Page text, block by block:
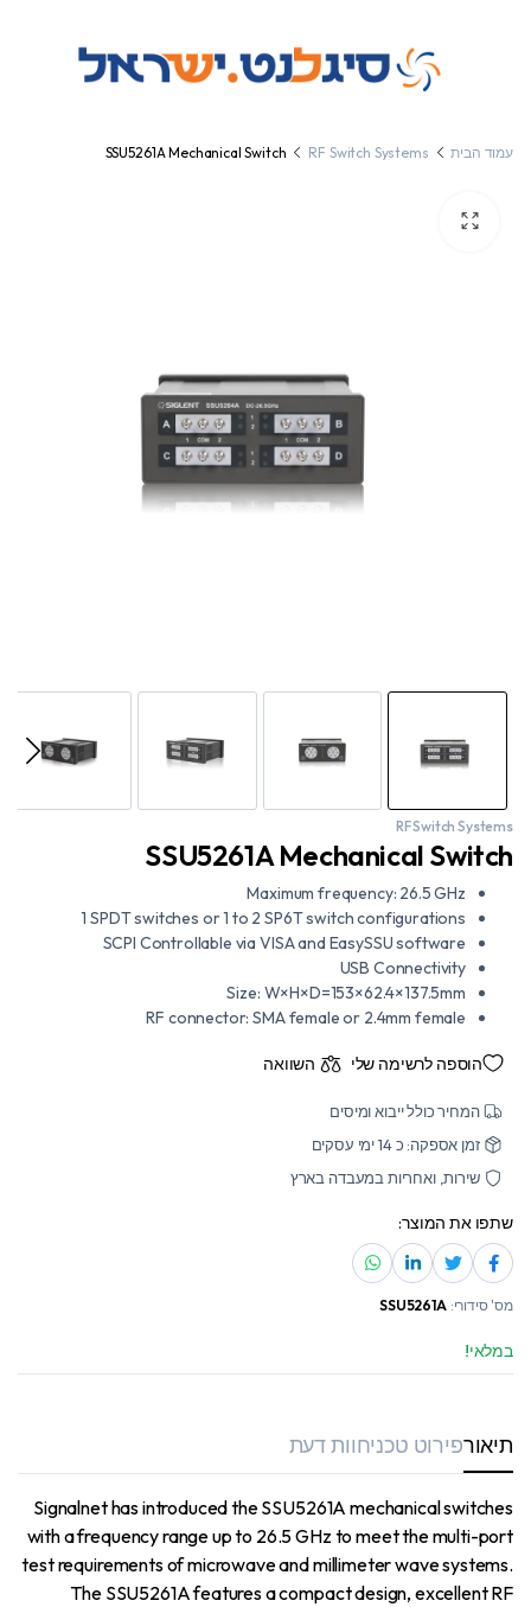
עמוד הבית RF Switch Systems
SSU5261A Mechanical Switch
RF Switch Systems
SSU5261A Mechanical Switch
Maximum frequency: 26.5 GHz
1 SPDT switches or 1 to 2 SP6T switch configurations
SCPI Controllable via VISA and EasySSU software
USB Connectivity
Size: W×H×D=153×62.4×137.5mm
RF connector: SMA female or 2.4mm female
הוספה לרשימה שלי השוואה
המחיר כולל ייבוא ומיסים
זמן אספקה: כ 14 ימי עסקים
שירות, ואחריות במעבדה בארץ
שתפו את המוצר:
מס' סידורי: SSU5261A
במלאי!
תיאורפירוט טכניחוות דעת
Signalnet has introduced the SSU5261A mechanical switches
with a frequency range up to 26.5 GHz to meet the multi-port
test requirements of microwave and millimeter wave systems.
The SSU5261A features a compact design, excellent RF